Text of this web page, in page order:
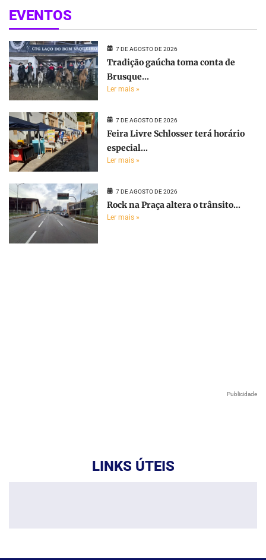
EVENTOS
7 DE AGOSTO DE 2026
Tradição gaúcha toma conta de
Brusque...
Ler mais »
7 DE AGOSTO DE 2026
Feira Livre Schlosser terá horário
especial...
Ler mais »
7 DE AGOSTO DE 2026
Rock na Praça altera o trânsito...
Ler mais »
Publicidade
LINKS ÚTEIS